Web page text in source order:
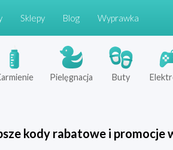
Sklepy Blog Wyprawka
Pielęgnacja Buty
kody rabatowe i promocje